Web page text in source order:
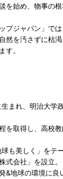
を始め、物事の
プジャパン」で
然を汚さずに枯
す。
まれ、明治大学
を取得し、高校教
も美しく」をテ
式会社」を設立。
&地球の環境に良